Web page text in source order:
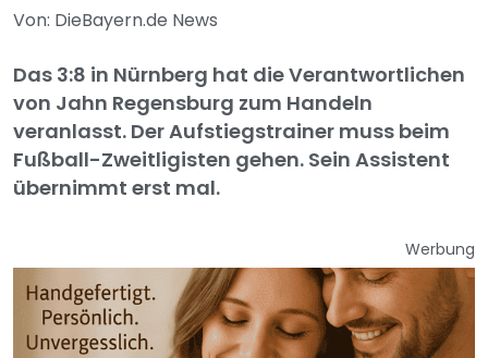
Von: DieBayern.de News
Das 3:8 in Nürnberg hat die Verantwortlichen
von Jahn Regensburg zum Handeln
veranlasst. Der Aufstiegstrainer muss beim
Fußball-Zweitligisten gehen. Sein Assistent
übernimmt erst mal.
Werbung